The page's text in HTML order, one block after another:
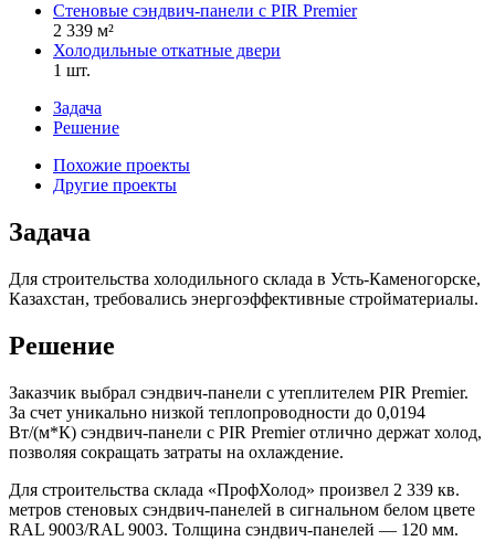
Стеновые сэндвич-панели с PIR Premier
2 339 м²
Холодильные откатные двери
1 шт.
Задача
Решение
Похожие проекты
Другие проекты
Задача
Для строительства холодильного склада в Усть-Каменогорске,
Казахстан, требовались энергоэффективные стройматериалы.
Решение
Заказчик выбрал сэндвич-панели с утеплителем PIR Premier.
За счет уникально низкой теплопроводности до 0,0194
Вт/(м*К) сэндвич-панели с PIR Premier отлично держат холод,
позволяя сокращать затраты на охлаждение.
Для строительства склада «ПрофХолод» произвел 2 339 кв.
метров стеновых сэндвич-панелей в сигнальном белом цвете
RAL 9003/RAL 9003. Толщина сэндвич-панелей — 120 мм.